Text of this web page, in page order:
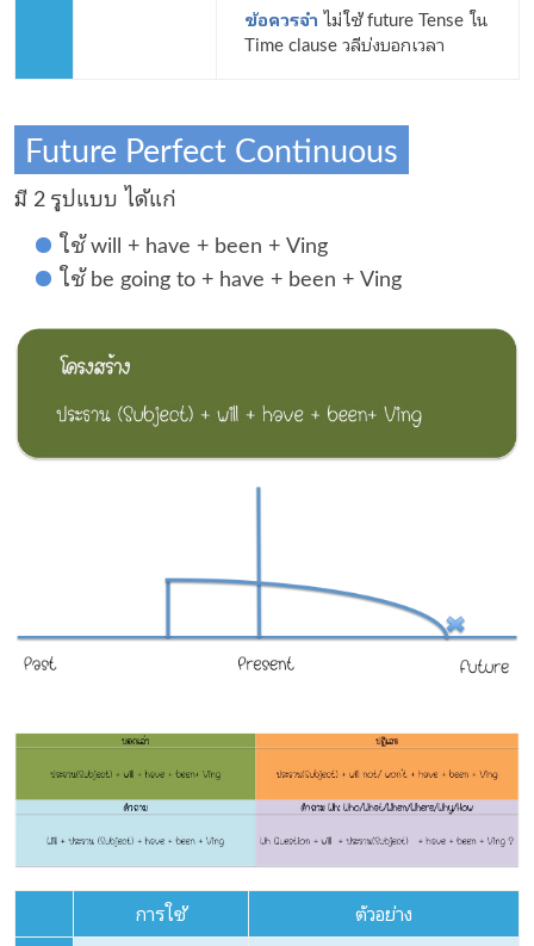
ข้อควรจำ ไม่ใช้ future Tense ใน
Time clause วลีบ่งบอกเวลา
Future Perfect Continuous
มี 2 รูปแบบ ได้แก่
ใช้ will + have + been + Ving
ใช้ be going to + have + been + Ving
การใช้ ตัวอย่าง